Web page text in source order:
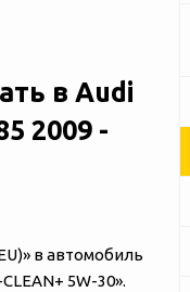
в Audi
2009 -
в автомобиль
5W-30».